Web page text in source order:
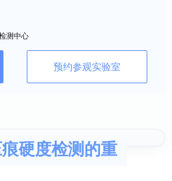
测中心
预约参观实验室
硬度检测的重